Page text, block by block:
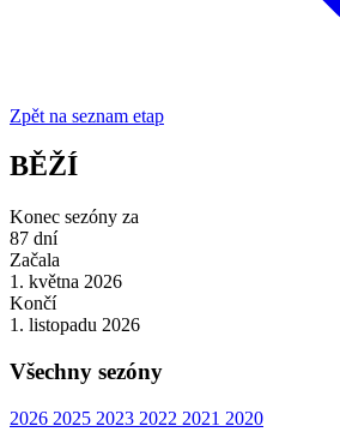
Zpět na seznam etap
BĚŽÍ
Konec sezóny za
87 dní
Začala
1. května 2026
Končí
1. listopadu 2026
Všechny sezóny
2026 2025 2023 2022 2021 2020